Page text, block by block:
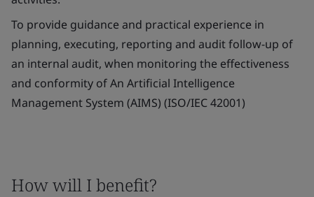
To provide guidance and practical experience in
planning, executing, reporting and audit follow-up of
an internal audit, when monitoring the effectiveness
and conformity of An Artificial Intelligence
Management System (AIMS) (ISO/IEC 42001)
How will I benefit?